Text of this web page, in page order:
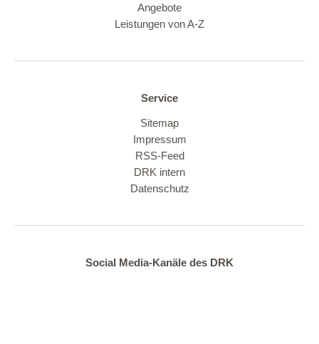
Angebote
Leistungen von A-Z
Service
Sitemap
Impressum
RSS-Feed
DRK intern
Datenschutz
Social Media-Kanäle des DRK